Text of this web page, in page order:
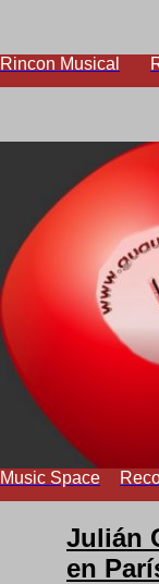
Rincon Musical
Music Space
Julián
en